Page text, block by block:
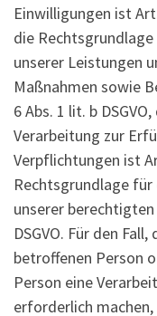
Einwilligungen ist
die
unserer Leistungen
Maßnahmen sowie
6 Abs. 1 lit. b
Verarbeitung zur
Verpflichtungen ist
Rechtsgrundlage für
unserer
DSGVO. Für den
betroffenen Person
Person eine
erforderlich machen,